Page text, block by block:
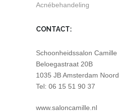
Acnébehandeling
CONTACT:
Schoonheidssalon Camille
Beloegastraat 20B
1035 JB Amsterdam Noord
Tel: 06 15 51 90 37
www.saloncamille.nl